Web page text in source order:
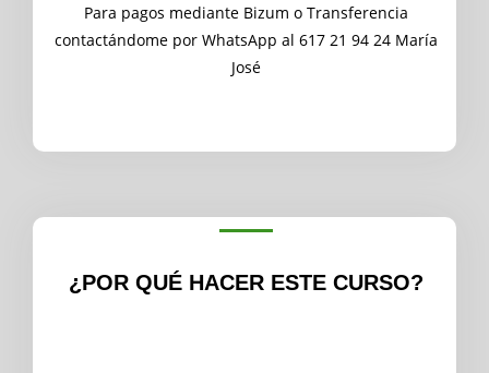
Para pagos mediante Bizum o Transferencia
contactándome por WhatsApp al 617 21 94 24 María
José
¿POR QUÉ HACER ESTE CURSO?